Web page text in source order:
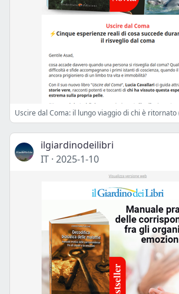
Uscire dal Coma: il lungo viaggio di chi è ritornato
ilgiardinodeilibri
IT · 2025-1-10